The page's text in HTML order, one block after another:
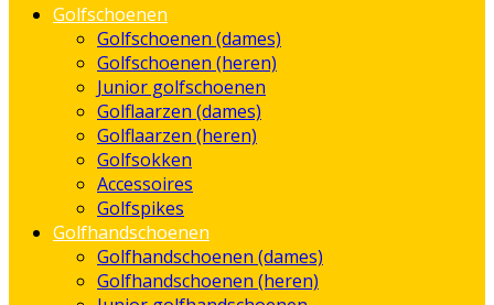
Golfschoenen
Golfschoenen (dames)
Golfschoenen (heren)
Junior golfschoenen
Golflaarzen (dames)
Golflaarzen (heren)
Golfsokken
Accessoires
Golfspikes
Golfhandschoenen
Golfhandschoenen (dames)
Golfhandschoenen (heren)